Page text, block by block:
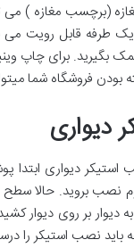
(برچسب مغازه ) می
طرفه قابل رویت می
بگیرید. برای چاپ
بودن فروشگاه شما
دیواری
دیواری ابتدا
دیوار بر روی دیوار
باید نصب استیکر را